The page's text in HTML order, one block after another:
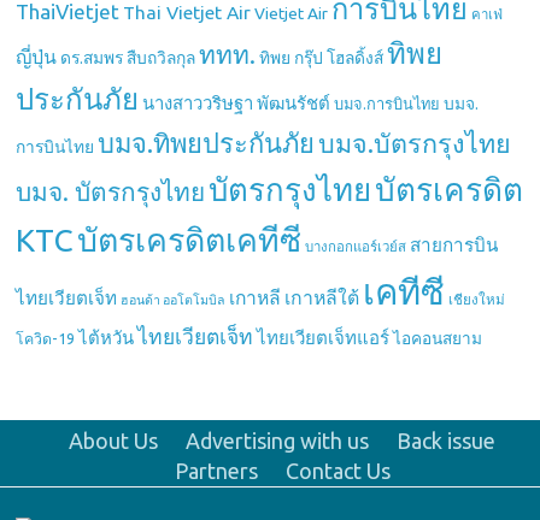
ThaiVietjet Thai Vietjet Air Vietjet Air การบินไทย คาเฟ่
ญี่ปุ่น ดร.สมพร สืบถวิลกุล ททท. ทิพย กรุ๊ป โฮลดิ้งส์ ทิพย
ประกันภัย นางสาววริษฐา พัฒนรัชต์ บมจ.การบินไทย บมจ.
การบินไทย บมจ.ทิพยประกันภัย บมจ.บัตรกรุงไทย
บมจ. บัตรกรุงไทย บัตรกรุงไทย บัตรเครดิต
KTCบัตรเครดิตเคทีซี บางกอกแอร์เวย์ส สายการบิน
ไทยเวียตเจ็ท ฮอนด้า ออโตโมบิล เกาหลี เกาหลีใต้ เคทีซี เชียงใหม่
โควิด-19 ไต้หวัน ไทยเวียตเจ็ท ไทยเวียตเจ็ทแอร์ ไอคอนสยาม
About Us Advertising with us
Back issue
Partners
Contact Us